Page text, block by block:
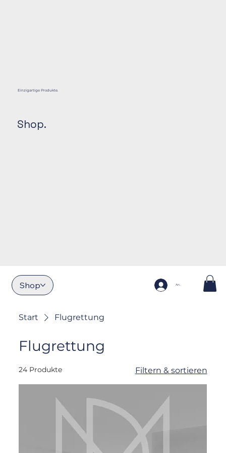
Einzigartige Produkte.
Shop.
Shop Anmelden
Start Flugrettung
Flugrettung
24 Produkte Filtern & sortieren